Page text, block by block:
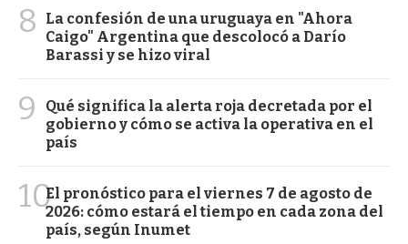
8
La confesión de una uruguaya en "Ahora
Caigo" Argentina que descolocó a Darío
Barassi y se hizo viral
9
Qué significa la alerta roja decretada por el
gobierno y cómo se activa la operativa en el
país
10El pronóstico para el viernes 7 de agosto de
2026: cómo estará el tiempo en cada zona del
país, según Inumet